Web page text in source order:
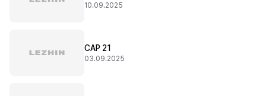
10.09.2025
CAP 21
03.09.2025